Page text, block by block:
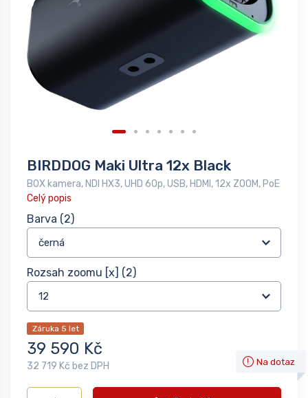
BIRDDOG Maki Ultra 12x Black
BOX kamera, NDI HX3, UHD 60p, USB, HDMI, 12x ZOOM, PoE
Celý popis
Barva (2)
Rozsah zoomu [x] (2)
Záruka 5 let
39 590 Kč
32 719 Kč bez DPH Na dotaz